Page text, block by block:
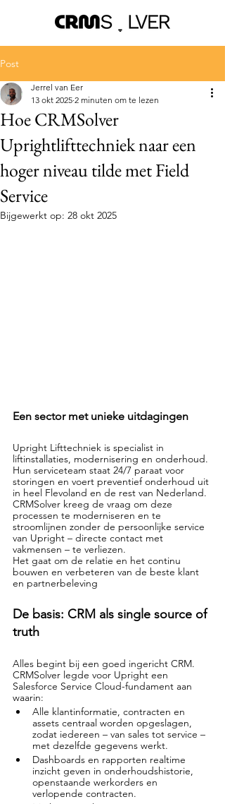
Post
Hoe CRMSolver
Uprightlifttechniek naar een
hoger niveau tilde met Field
Service
Jerrel van Eer
13 okt 2025 2 minuten om te lezen
Bijgewerkt op: 28 okt 2025
Een sector met unieke uitdagingen
Upright Lifttechniek is specialist in
liftinstallaties, modernisering en onderhoud.
Hun serviceteam staat 24/7 paraat voor
storingen en voert preventief onderhoud uit
in heel Flevoland en de rest van Nederland.
CRMSolver kreeg de vraag om deze
processen te moderniseren en te
stroomlijnen zonder de persoonlijke service
van Upright – directe contact met
vakmensen – te verliezen.
Het gaat om de relatie en het continu
bouwen en verbeteren van de beste klant
en partnerbeleving
De basis: CRM als single source of
truth
Alles begint bij een goed ingericht CRM.
CRMSolver legde voor Upright een
Salesforce Service Cloud-fundament aan
waarin:
Alle klantinformatie, contracten en
assets centraal worden opgeslagen,
zodat iedereen – van sales tot service –
met dezelfde gegevens werkt.
Dashboards en rapporten realtime
inzicht geven in onderhoudshistorie,
openstaande werkorders en
verlopende contracten.